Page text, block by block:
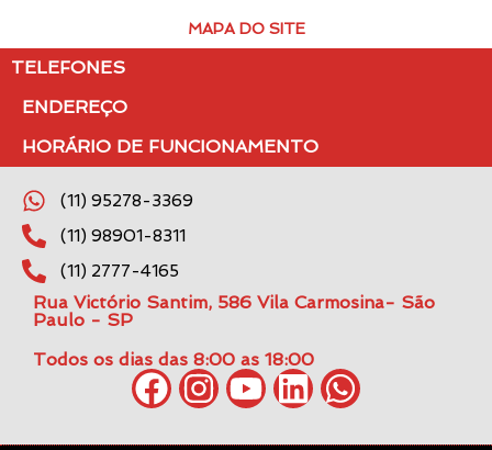
MAPA DO SITE
TELEFONES
ENDEREÇO
HORÁRIO DE FUNCIONAMENTO
(11) 95278-3369
(11) 98901-8311
(11) 2777-4165
Rua Victório Santim, 586 Vila Carmosina- São
Paulo - SP
Todos os dias das 8:00 as 18:00